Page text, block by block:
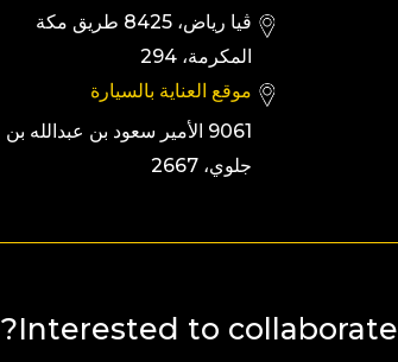
ڤيا رياض، 8425 طريق مكة
المكرمة، 294
موقع العناية بالسيارة
9061 الأمير سعود بن عبدالله بن
جلوي، 2667
Interested to collaborate?